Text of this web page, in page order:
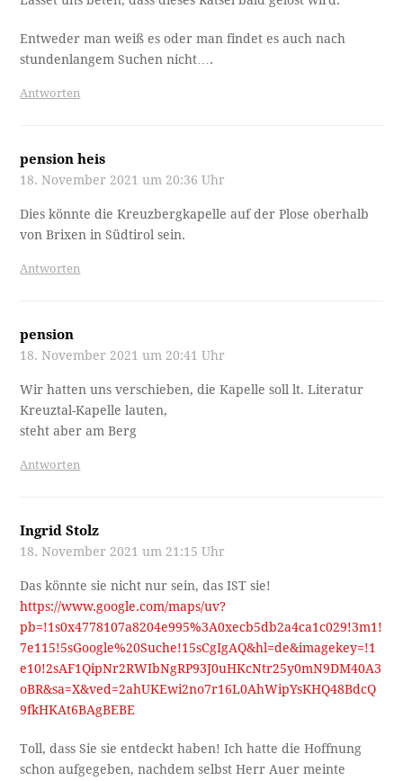
Entweder man weiß es oder man findet es auch nach
stundenlangem Suchen nicht….
Antworten
pension heis
18. November 2021 um 20:36 Uhr
Dies könnte die Kreuzbergkapelle auf der Plose oberhalb
von Brixen in Südtirol sein.
Antworten
pension
18. November 2021 um 20:41 Uhr
Wir hatten uns verschieben, die Kapelle soll lt. Literatur
Kreuztal-Kapelle lauten,
steht aber am Berg
Antworten
Ingrid Stolz
18. November 2021 um 21:15 Uhr
Das könnte sie nicht nur sein, das IST sie!
https://www.google.com/maps/uv?
pb=!1s0x4778107a8204e995%3A0xecb5db2a4ca1c029!3m1!
7e115!5sGoogle%20Suche!15sCgIgAQ&hl=de&imagekey=!1
e10!2sAF1QipNr2RWIbNgRP93J0uHKcNtr25y0mN9DM40A3
oBR&sa=X&ved=2ahUKEwi2no7r16L0AhWipYsKHQ48BdcQ
9fkHKAt6BAgBEBE
Toll, dass Sie sie entdeckt haben! Ich hatte die Hoffnung
schon aufgegeben, nachdem selbst Herr Auer meinte